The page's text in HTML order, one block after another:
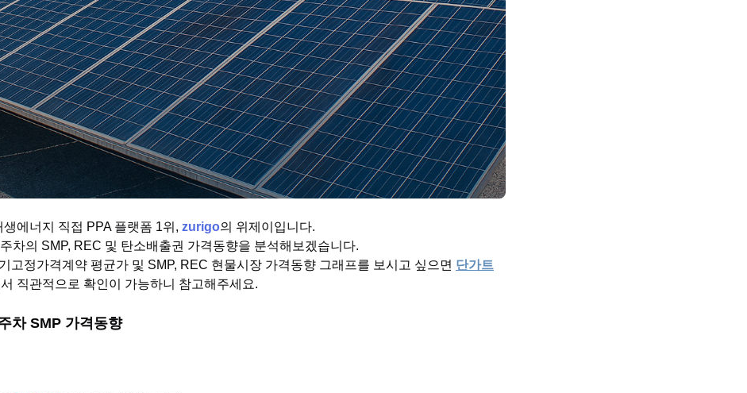
에너지 직접 PPA 플랫폼 1위, zurigo의 위제이입니다.
차의 SMP, REC 및 탄소배출권 가격동향을 분석해보겠습니다.
고정가격계약 평균가 및 SMP, REC 현물시장 가격동향 그래프를 보시고 싶으면 단가트
직관적으로 확인이 가능하니 참고해주세요.
차 SMP 가격동향